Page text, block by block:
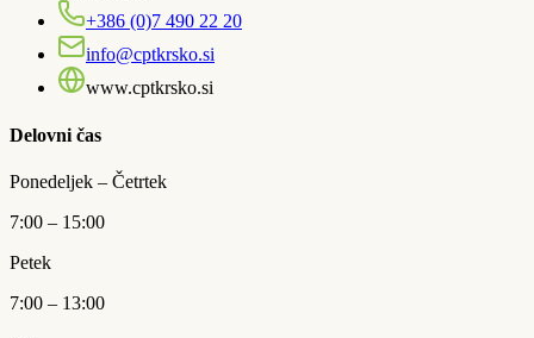
+386 (0)7 490 22 20
info@cptkrsko.si
www.cptkrsko.si
Delovni čas
Ponedeljek – Četrtek
7:00 – 15:00
Petek
7:00 – 13:00